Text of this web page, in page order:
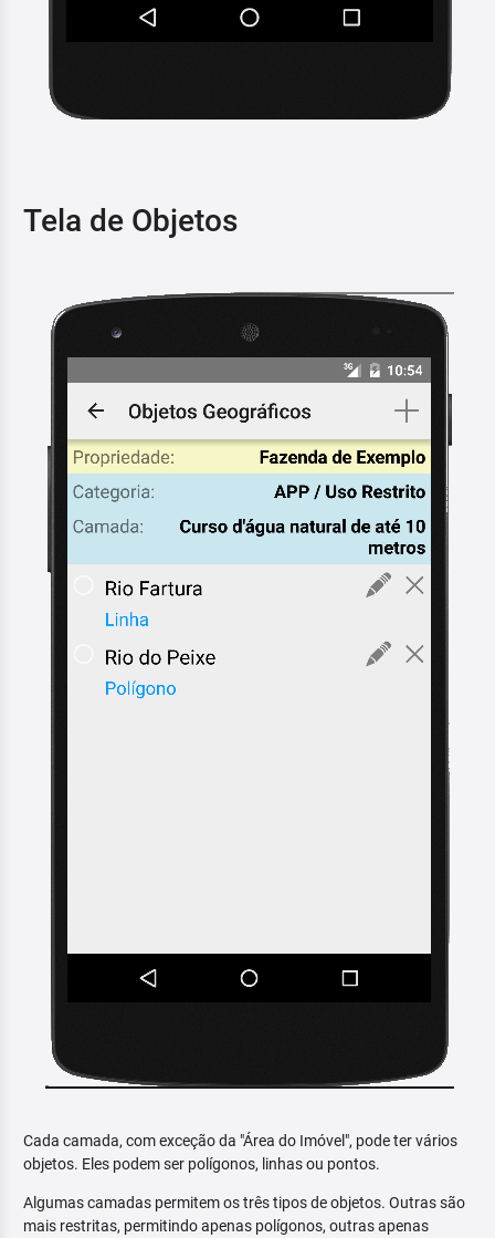
Tela de Objetos
Cada camada, com exceção da "Área do Imóvel", pode ter vários
objetos. Eles podem ser polígonos, linhas ou pontos.
Algumas camadas permitem os três tipos de objetos. Outras são
mais restritas, permitindo apenas polígonos, outras apenas